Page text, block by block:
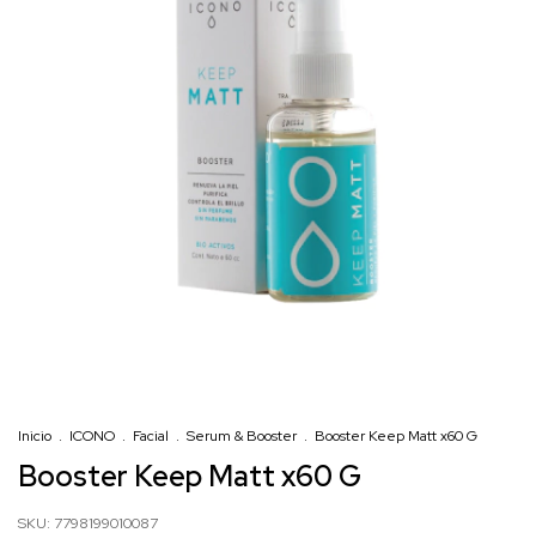
Inicio . ICONO . Facial . Serum & Booster . Booster Keep Matt x60 G
Booster Keep Matt x60 G
SKU: 7798199010087